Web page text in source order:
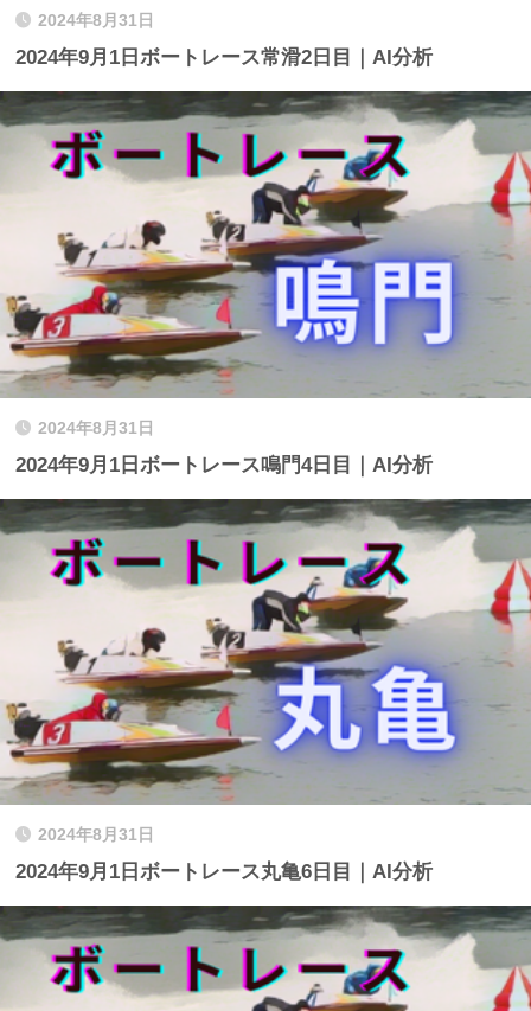
2024年8月31日
2024年9月1日ボートレース常滑2日目｜AI分析
2024年8月31日
2024年9月1日ボートレース鳴門4日目｜AI分析
2024年8月31日
2024年9月1日ボートレース丸亀6日目｜AI分析